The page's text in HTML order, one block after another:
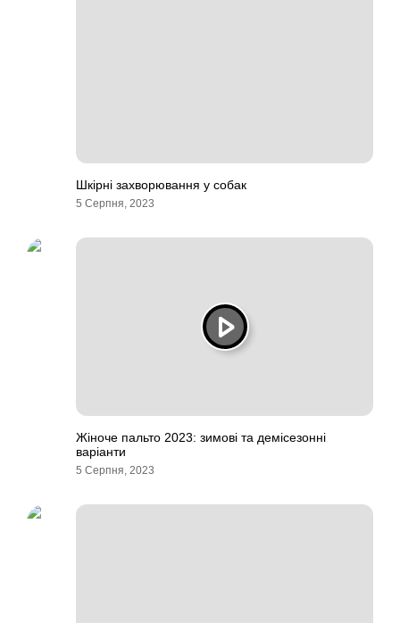
Шкірні захворювання у собак
5 Серпня, 2023
Жіноче пальто 2023: зимові та демісезонні
варіанти
5 Серпня, 2023